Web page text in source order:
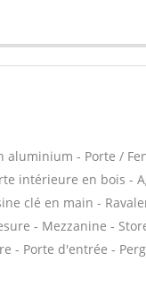
- Porte /
intérieure en bois -
clé en main -
- Mezzanine -
- Porte d'entrée -